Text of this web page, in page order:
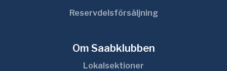
Reservdelsförsäljning
Om Saabklubben
Lokalsektioner